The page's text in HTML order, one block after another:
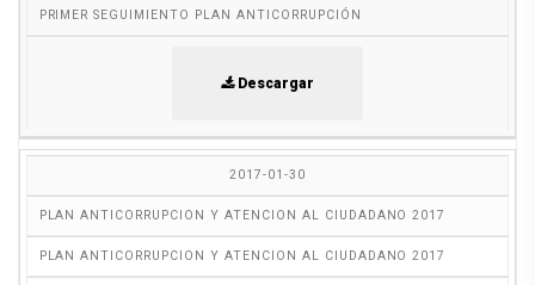
PRIMER SEGUIMIENTO PLAN ANTICORRUPCIÓN
Descargar
2017-01-30
PLAN ANTICORRUPCION Y ATENCION AL CIUDADANO 2017
PLAN ANTICORRUPCION Y ATENCION AL CIUDADANO 2017